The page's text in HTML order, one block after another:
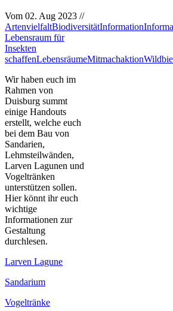
Vom 02. Aug 2023 //
ArtenvielfaltBiodiversitätInformation
Lebensraum für
Insekten
schaffenLebensräumeMitmachaktion
Wir haben euch im
Rahmen von
Duisburg summt
einige Handouts
erstellt, welche euch
bei dem Bau von
Sandarien,
Lehmsteilwänden,
Larven Lagunen und
Vogeltränken
unterstützen sollen.
Hier könnt ihr euch
wichtige
Informationen zur
Gestaltung
durchlesen.
Larven Lagune
Sandarium
Vogeltränke